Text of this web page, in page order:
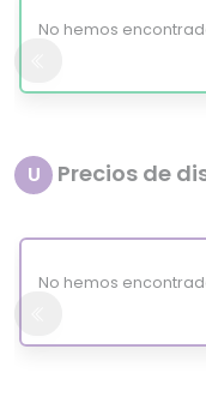
No hemos
U Precios de
No hemos